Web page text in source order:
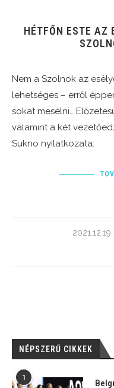
HÉTFŐN ESTE AZ
Nem a Szolnok az
lehetséges – erről
sokat mesélni…
valamint a két
Sukno nyilatkozata:
2021.12.19.
NÉPSZERŰ CIKKEK
1